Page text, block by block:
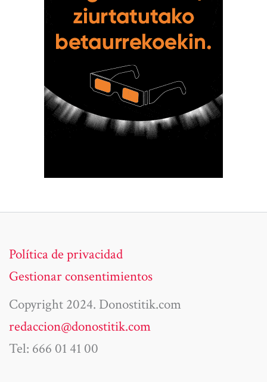
Política de privacidad
Gestionar consentimientos
Copyright 2024. Donostitik.com
redaccion@donostitik.com
Tel: 666 01 41 00